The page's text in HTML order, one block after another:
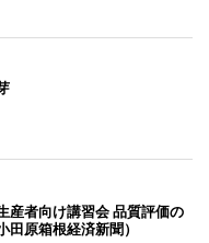
産者向け講習会 品質評価の
原箱根経済新聞）